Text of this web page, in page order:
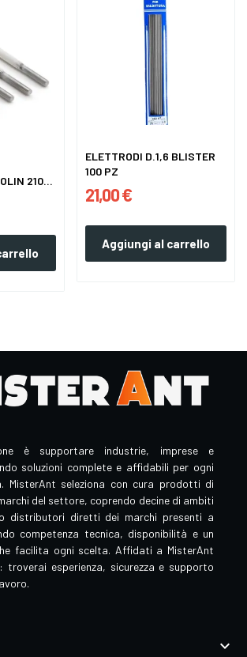
2101
ELETTRODI D.1,6 BLISTER
100 PZ
21,00 €
Aggiungi al carrello
è supportare industrie, imprese e
soluzioni complete e affidabili per ogni
MisterAnt seleziona con cura prodotti di
del settore, coprendo decine di ambiti
distributori diretti dei marchi presenti a
competenza tecnica, disponibilità e un
facilita ogni scelta. Affidati a MisterAnt
troverai esperienza, sicurezza e supporto
